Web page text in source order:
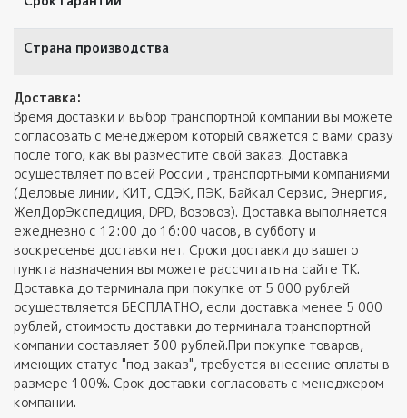
Страна производства
Доставка:
Время доставки и выбор транспортной компании вы можете
согласовать с менеджером который свяжется с вами сразу
после того, как вы разместите свой заказ. Доставка
осуществляет по всей России , транспортными компаниями
(Деловые линии, КИТ, СДЭК, ПЭК, Байкал Сервис, Энергия,
ЖелДорЭкспедиция, DPD, Возовоз). Доставка выполняется
ежедневно с 12:00 до 16:00 часов, в субботу и
воскресенье доставки нет. Сроки доставки до вашего
пункта назначения вы можете рассчитать на сайте ТК.
Доставка до терминала при покупке от 5 000 рублей
осуществляется БЕСПЛАТНО, если доставка менее 5 000
рублей, стоимость доставки до терминала транспортной
компании составляет 300 рублей.При покупке товаров,
имеющих статус "под заказ", требуется внесение оплаты в
размере 100%. Срок доставки согласовать с менеджером
компании.